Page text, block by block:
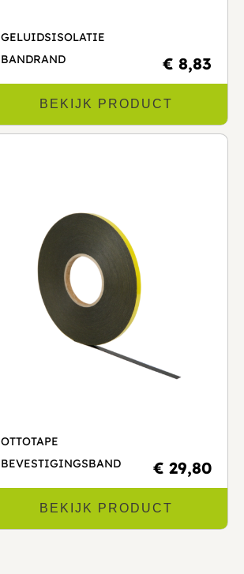
GELUIDSISOLATIE
BANDRAND
€ 8,83
BEKIJK PRODUCT
OTTOTAPE
BEVESTIGINGSBAND
€ 29,80
BEKIJK PRODUCT